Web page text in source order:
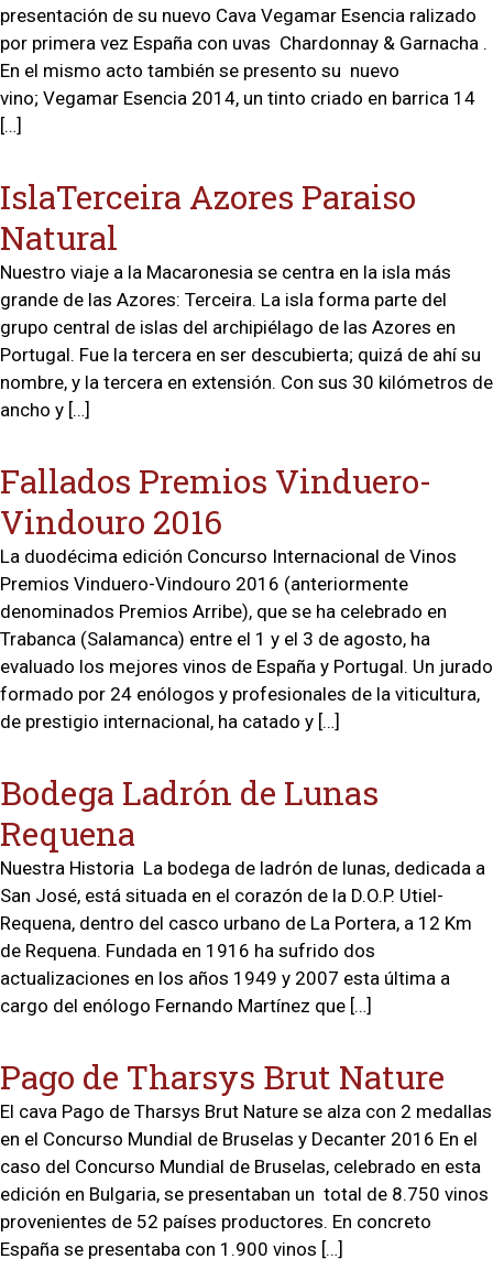
presentación de su nuevo Cava Vegamar Esencia ralizado
por primera vez España con uvas Chardonnay & Garnacha .
En el mismo acto también se presento su nuevo
vino; Vegamar Esencia 2014, un tinto criado en barrica 14
[…]
IslaTerceira Azores Paraiso
Natural
Nuestro viaje a la Macaronesia se centra en la isla más
grande de las Azores: Terceira. La isla forma parte del
grupo central de islas del archipiélago de las Azores en
Portugal. Fue la tercera en ser descubierta; quizá de ahí su
nombre, y la tercera en extensión. Con sus 30 kilómetros de
ancho y […]
Fallados Premios Vinduero-
Vindouro 2016
La duodécima edición Concurso Internacional de Vinos
Premios Vinduero-Vindouro 2016 (anteriormente
denominados Premios Arribe), que se ha celebrado en
Trabanca (Salamanca) entre el 1 y el 3 de agosto, ha
evaluado los mejores vinos de España y Portugal. Un jurado
formado por 24 enólogos y profesionales de la viticultura,
de prestigio internacional, ha catado y […]
Bodega Ladrón de Lunas
Requena
Nuestra Historia La bodega de ladrón de lunas, dedicada a
San José, está situada en el corazón de la D.O.P. Utiel-
Requena, dentro del casco urbano de La Portera, a 12 Km
de Requena. Fundada en 1916 ha sufrido dos
actualizaciones en los años 1949 y 2007 esta última a
cargo del enólogo Fernando Martínez que […]
Pago de Tharsys Brut Nature
El cava Pago de Tharsys Brut Nature se alza con 2 medallas
en el Concurso Mundial de Bruselas y Decanter 2016 En el
caso del Concurso Mundial de Bruselas, celebrado en esta
edición en Bulgaria, se presentaban un total de 8.750 vinos
provenientes de 52 países productores. En concreto
España se presentaba con 1.900 vinos […]